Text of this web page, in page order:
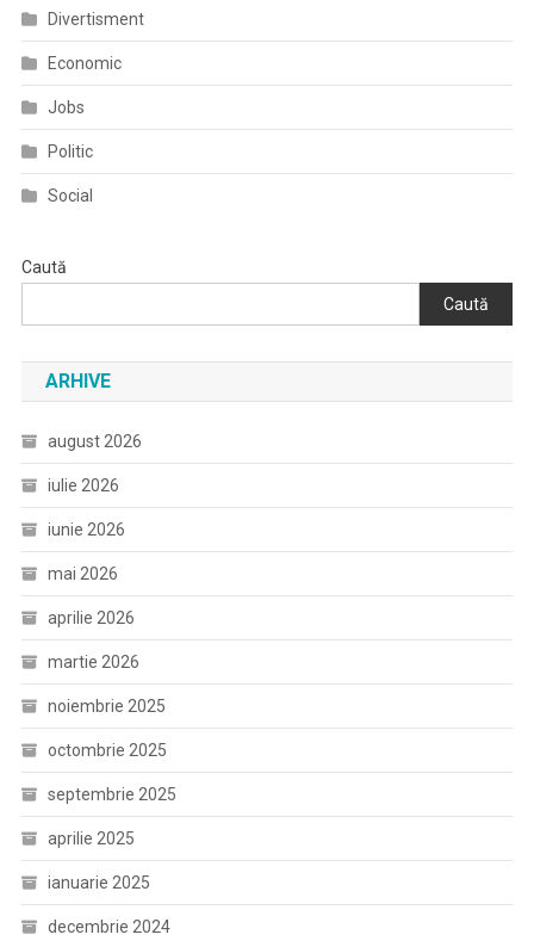
Divertisment
Economic
Jobs
Politic
Social
Caută
Caută
ARHIVE
august 2026
iulie 2026
iunie 2026
mai 2026
aprilie 2026
martie 2026
noiembrie 2025
octombrie 2025
septembrie 2025
aprilie 2025
ianuarie 2025
decembrie 2024